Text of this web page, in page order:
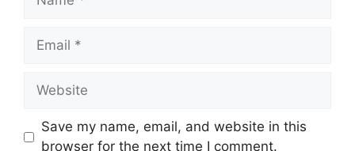
Email
Website
Save my name, email, and website in this
browser for the next time I comment.